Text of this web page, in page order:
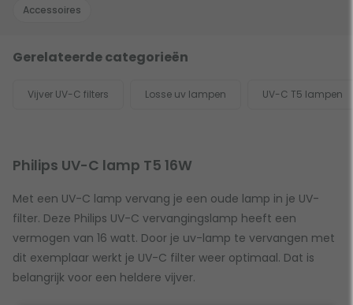
Accessoires
Gerelateerde categorieën
Vijver UV-C filters Losse uv lampen UV-C T5 lampen
Philips UV-C lamp T5 16W
Met een UV-C lamp vervang je een oude lamp in je UV-
filter. Deze Philips UV-C vervangingslamp heeft een
vermogen van 16 watt. Door je uv-lamp te vervangen met
dit exemplaar werkt je UV-C filter weer optimaal. Dat is
belangrijk voor een heldere vijver.